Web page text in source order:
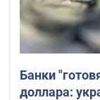
Банки
доллара: